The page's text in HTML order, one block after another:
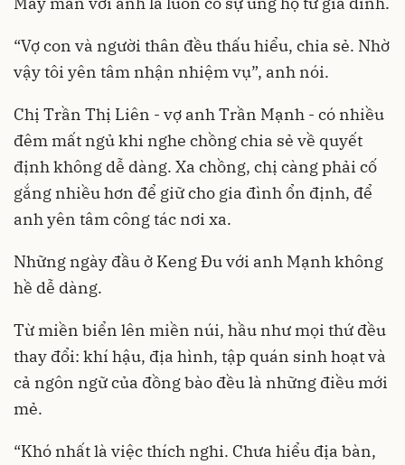
“Vợ con và người thân đều thấu hiểu, chia sẻ. Nhờ
vậy tôi yên tâm nhận nhiệm vụ”, anh nói.
Chị Trần Thị Liên - vợ anh Trần Mạnh - có nhiều
đêm mất ngủ khi nghe chồng chia sẻ về quyết
định không dễ dàng. Xa chồng, chị càng phải cố
gắng nhiều hơn để giữ cho gia đình ổn định, để
anh yên tâm công tác nơi xa.
Những ngày đầu ở Keng Đu với anh Mạnh không
hề dễ dàng.
Từ miền biển lên miền núi, hầu như mọi thứ đều
thay đổi: khí hậu, địa hình, tập quán sinh hoạt và
cả ngôn ngữ của đồng bào đều là những điều mới
mẻ.
“Khó nhất là việc thích nghi. Chưa hiểu địa bàn,